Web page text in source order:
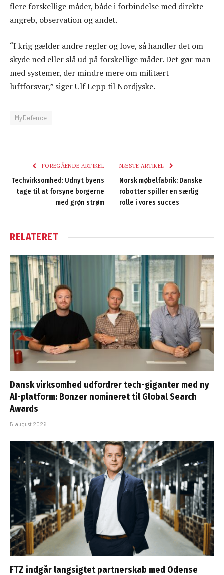
flere forskellige måder, både i forbindelse med direkte
angreb, observation og andet.
“I krig gælder andre regler og love, så handler det om
skyde ned eller slå ud på forskellige måder. Det gør man
med systemer, der mindre mere om militært
luftforsvar,” siger Ulf Lepp til Nordjyske.
MyDefence
FOREGÅENDE ARTIKEL
Techvirksomhed: Udnyt byens
tage til at forsyne borgerne
med grøn strøm
NÆSTE ARTIKEL
Norsk møbelfabrik: Danske
robotter spiller en særlig
rolle i vores succes
RELATERET
Dansk virksomhed udfordrer tech-giganter med ny
AI-platform: Bonzer nomineret til Global Search
Awards
5. august 2026
FTZ indgår langsigtet partnerskab med Odense